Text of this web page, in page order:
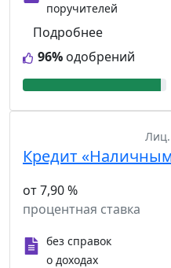
поручителей
96% одобрений
Подробнее
Кредит
от 7,90 %
процентная ставка
без справок
о доходах